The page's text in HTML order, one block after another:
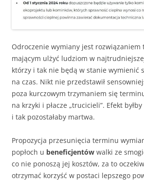
Odroczenie wymiany jest rozwiązaniem
mającym ulżyć ludziom w
którzy i tak nie będą w stanie wymienić
na czas. Nikt nie przedstawił
poza kurczowym trzymaniem się
na krzyki i płacze „trucicieli”. Efekt
i tak pozostałaby martwa.
Propozycja przesunięcia terminu
popłoch u beneficjentów walki ze
co nie ponoszą jej kosztów, za to
otrzymać korzyść w postaci lepszego